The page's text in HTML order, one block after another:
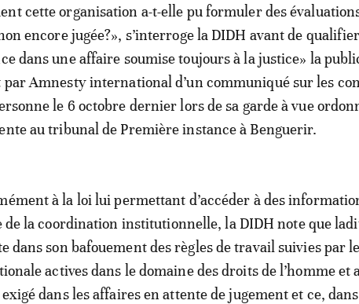
cette organisation a-t-elle pu formuler des
encore jugée?», s’interroge la DIDH avant de
dans une affaire soumise toujours à la justice» la
Amnesty international d’un communiqué sur les
le 6 octobre dernier lors de sa garde à vue
au tribunal de Première instance à Benguerir.
à la loi lui permettant d’accéder à des
de la coordination institutionnelle, la DIDH note que
dans son bafouement des règles de travail suivies par
actives dans le domaine des droits de l’homme et
dans les affaires en attente de jugement et ce,